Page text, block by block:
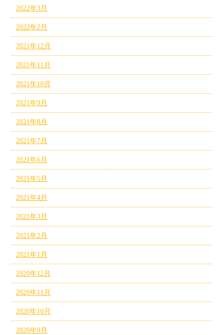
2022年3月
2022年2月
2021年12月
2021年11月
2021年10月
2021年9月
2021年8月
2021年7月
2021年6月
2021年5月
2021年4月
2021年3月
2021年2月
2021年1月
2020年12月
2020年11月
2020年10月
2020年9月